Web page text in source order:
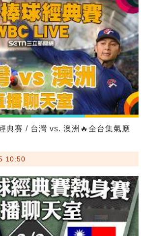
典賽 / 台灣 vs. 澳洲🔥全台集氣應
10:50